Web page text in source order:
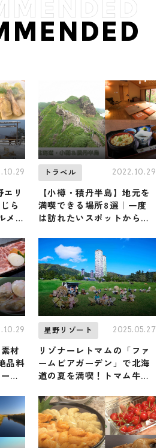
エリ
ら
メか
トラベル 2022.10.29
【小樽・積丹半島】地元を
満喫できる場所8選｜一度
は訪れたいスポットから地
ご紹介
材
品料
を
星野リゾート 2025.05.27
リゾナーレトマムの「ファ
ームビアガーデン」で北海
道の夏を満喫！トマム牛乳
さっぱりアイスを味わう